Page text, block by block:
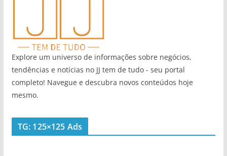
Explore um universo de informações sobre negócios,
tendências e notícias no JJ tem de tudo - seu portal
completo! Navegue e descubra novos conteúdos hoje
mesmo.
TG: 125×125 Ads